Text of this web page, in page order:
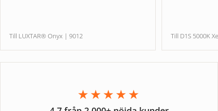
Till LUXTAR® Onyx | 9012 Till D1S 5000K
★★★★★